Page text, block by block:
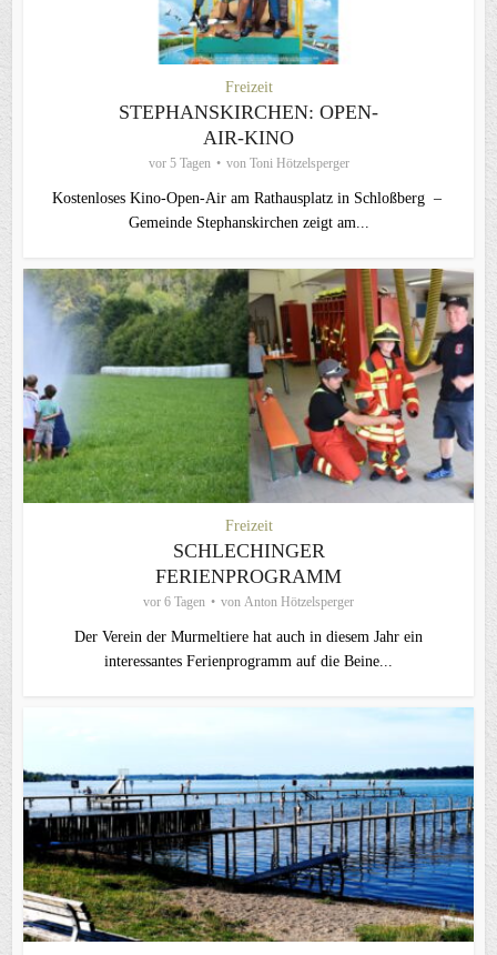
Freizeit
STEPHANSKIRCHEN: OPEN-
AIR-KINO
vor 5 Tagen von Toni Hötzelsperger
Kostenloses Kino-Open-Air am Rathausplatz in Schloßberg –
Gemeinde Stephanskirchen zeigt am...
Freizeit
SCHLECHINGER
FERIENPROGRAMM
vor 6 Tagen von Anton Hötzelsperger
Der Verein der Murmeltiere hat auch in diesem Jahr ein
interessantes Ferienprogramm auf die Beine...